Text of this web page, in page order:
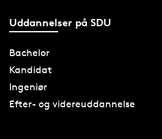
Uddannelser på SDU
Bachelor
Kandidat
Ingeniør
Efter- og videreuddannelse